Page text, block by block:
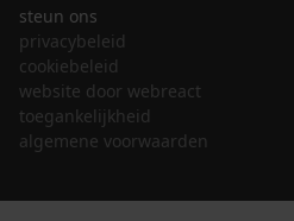
steun ons
privacybeleid
cookiebeleid
website door webreact
toegankelijkheid
algemene voorwaarden